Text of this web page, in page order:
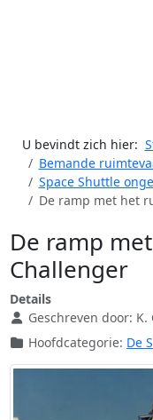
U bevindt zich hier:
Bemande
Space Shuttle
De ramp met het
De ramp
Challenger
Details
Geschreven door: K.
Hoofdcategorie: De